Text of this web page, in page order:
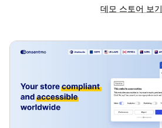
데모 스토어 보기